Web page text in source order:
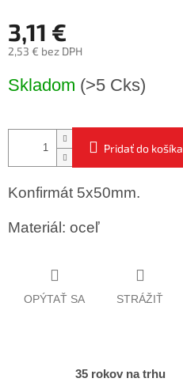
3,11 €
2,53 € bez DPH
cena:
Skladom (>5 Cks)
Pridať do košíka
Konfirmát 5x50mm.
Materiál: oceľ
OPÝTAŤ SA STRÁŽIŤ
35 rokov na trhu